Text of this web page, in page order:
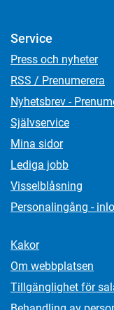
Service
Press och nyheter
RSS / Prenumerera
Nyhetsbrev -
Självservice
Mina sidor
Lediga jobb
Visselblåsning
Personalingång -
Kakor
Om webbplatsen
Tillgänglighet för